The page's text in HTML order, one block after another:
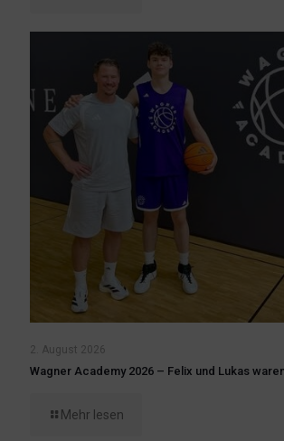
2. August 2026
Wagner Academy 2026 – Felix und Lukas
Mehr lesen